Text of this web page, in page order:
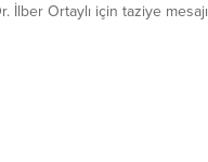
İlber Ortaylı için taziye mesajı